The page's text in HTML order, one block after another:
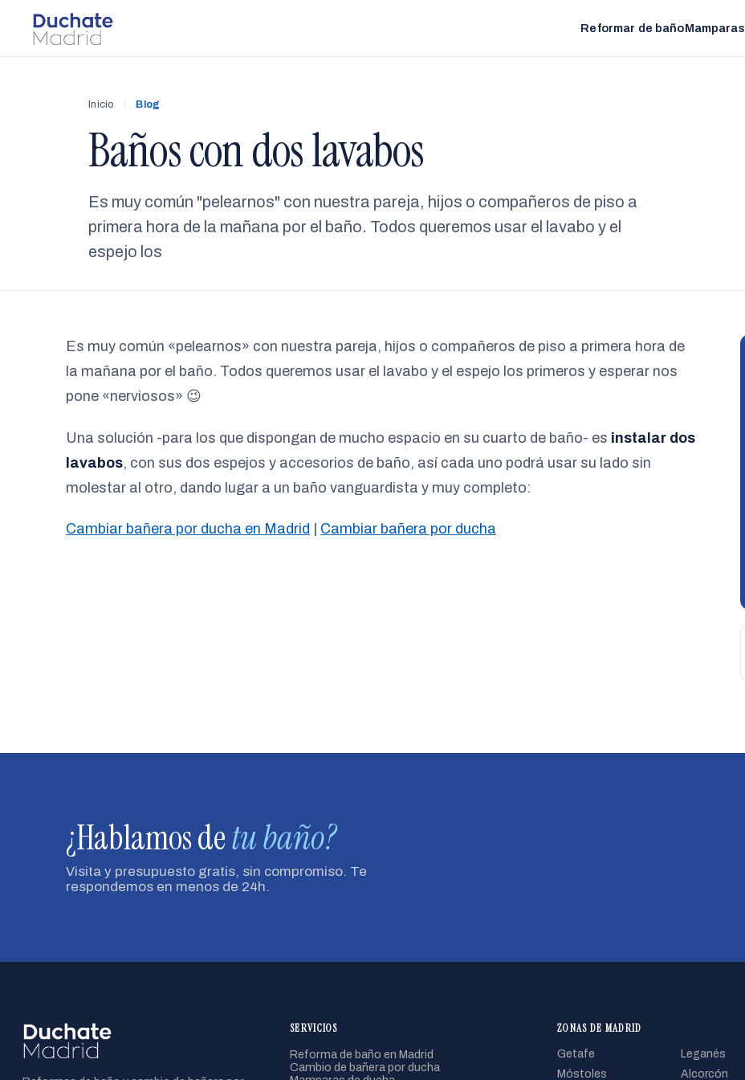
Reformar de bañoMamparas
Inicio / Blog
Baños con dos lavabos
Es muy común "pelearnos" con nuestra pareja, hijos o compañeros de piso a
primera hora de la mañana por el baño. Todos queremos usar el lavabo y el
espejo los
Es muy común «pelearnos» con nuestra pareja, hijos o compañeros de piso a primera hora de
la mañana por el baño. Todos queremos usar el lavabo y el espejo los primeros y esperar nos
pone «nerviosos» 😉
Una solución -para los que dispongan de mucho espacio en su cuarto de baño- es instalar dos
lavabos, con sus dos espejos y accesorios de baño, así cada uno podrá usar su lado sin
molestar al otro, dando lugar a un baño vanguardista y muy completo:
Cambiar bañera por ducha en Madrid Cambiar bañera por ducha
¿Hablamos detu baño?
Visita y presupuesto gratis, sin compromiso. Te
respondemos en menos de 24h.
SERVICIOS
Reforma de baño en Madrid
Cambio de bañera por ducha
ZONAS DE MADRID
Getafe
Leganés
Móstoles
Alcorcón